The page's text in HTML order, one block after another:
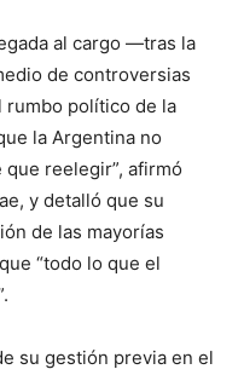
al cargo —tras la
de controversias
político de la
la Argentina no
reelegir”, afirmó
y detalló que su
de las mayorías
“todo lo que el
su gestión previa en el